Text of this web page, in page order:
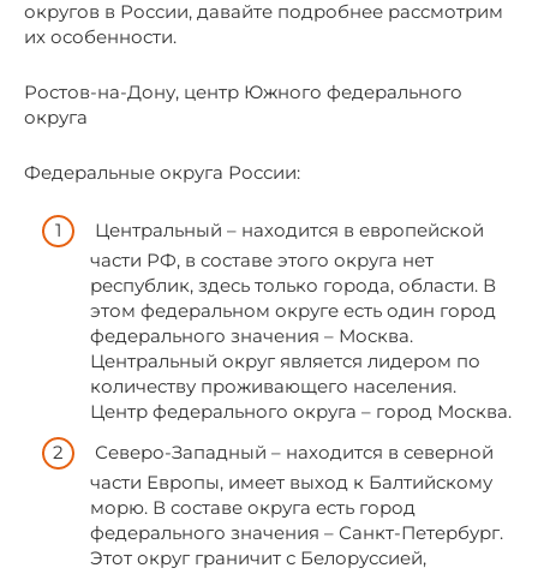
округов в России, давайте подробнее рассмотрим
их особенности.
Ростов-на-Дону, центр Южного федерального
округа
Федеральные округа России:
Центральный – находится в европейской
части РФ, в составе этого округа нет
республик, здесь только города, области. В
этом федеральном округе есть один город
федерального значения – Москва.
Центральный округ является лидером по
количеству проживающего населения.
Центр федерального округа – город Москва.
Северо-Западный – находится в северной
части Европы, имеет выход к Балтийскому
морю. В составе округа есть город
федерального значения – Санкт-Петербург.
Этот округ граничит с Белоруссией,